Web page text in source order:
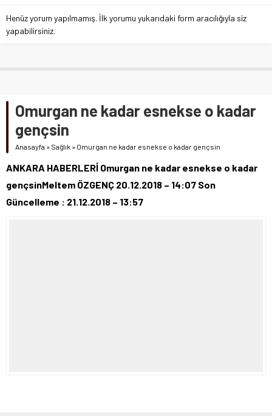
Henüz yorum yapılmamış. İlk yorumu yukarıdaki form aracılığıyla siz
yapabilirsiniz.
Omurgan ne kadar esnekse o kadar
gençsin
Anasayfa » Sağlık » Omurgan ne kadar esnekse o kadar gençsin
ANKARA HABERLERİ Omurgan ne kadar esnekse o kadar
gençsinMeltem ÖZGENÇ 20.12.2018 – 14:07 Son
Güncelleme : 21.12.2018 – 13:57